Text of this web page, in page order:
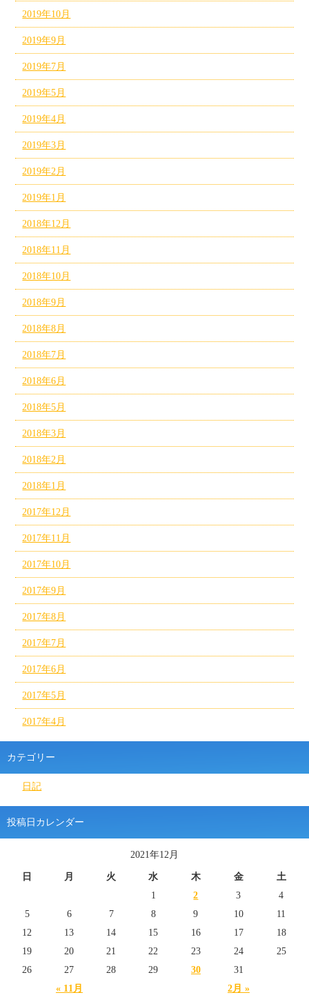
2019年10月
2019年9月
2019年7月
2019年5月
2019年4月
2019年3月
2019年2月
2019年1月
2018年12月
2018年11月
2018年10月
2018年9月
2018年8月
2018年7月
2018年6月
2018年5月
2018年3月
2018年2月
2018年1月
2017年12月
2017年11月
2017年10月
2017年9月
2017年8月
2017年7月
2017年6月
2017年5月
2017年4月
カテゴリー
日記
投稿日カレンダー
2021年12月
日 月 火 水 木 金 土
« 11月 2月 »
1 2 3
4
5
6 7 8 9 10
11
12
13 14 15 16 17
18
19
20 21 22 23 24
25
26
27 28 29 30 31